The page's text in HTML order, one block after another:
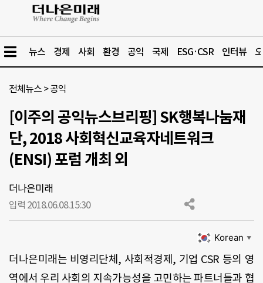
뉴스 경제 사회 환경 공익 국제 ESG·CSR 인터뷰
전체뉴스 >공익
[이주의 공익뉴스브리핑] SK행복나눔재
단, 2018 사회혁신교육자네트워크
(ENSI) 포럼 개최 외
더나은미래
입력 2018.06.08.15:30
Korean ▼
더나은미래는 비영리단체, 사회적경제, 기업 CSR 등의 영
역에서 우리 사회의 지속가능성을 고민하는 파트너들과 협